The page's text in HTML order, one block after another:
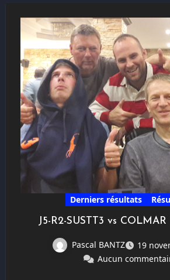
Derniers résultats
J5-R2-SUSTT3 vs
Pascal BANTZ
19
Aucun